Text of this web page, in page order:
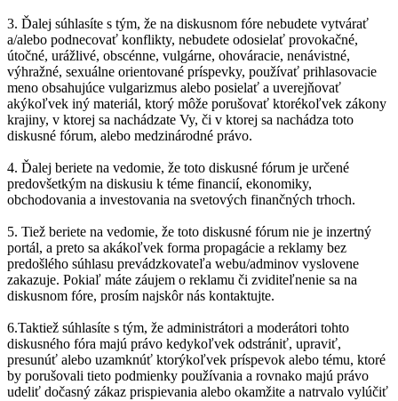
3. Ďalej súhlasíte s tým, že na diskusnom fóre nebudete vytvárať
a/alebo podnecovať konflikty, nebudete odosielať provokačné,
útočné, urážlivé, obscénne, vulgárne, ohováracie, nenávistné,
výhražné, sexuálne orientované príspevky, používať prihlasovacie
meno obsahujúce vulgarizmus alebo posielať a uverejňovať
akýkoľvek iný materiál, ktorý môže porušovať ktorékoľvek zákony
krajiny, v ktorej sa nachádzate Vy, či v ktorej sa nachádza toto
diskusné fórum, alebo medzinárodné právo.
4. Ďalej beriete na vedomie, že toto diskusné fórum je určené
predovšetkým na diskusiu k téme financií, ekonomiky,
obchodovania a investovania na svetových finančných trhoch.
5. Tiež beriete na vedomie, že toto diskusné fórum nie je inzertný
portál, a preto sa akákoľvek forma propagácie a reklamy bez
predošlého súhlasu prevádzkovateľa webu/adminov vyslovene
zakazuje. Pokiaľ máte záujem o reklamu či zviditeľnenie sa na
diskusnom fóre, prosím najskôr nás kontaktujte.
6.Taktiež súhlasíte s tým, že administrátori a moderátori tohto
diskusného fóra majú právo kedykoľvek odstrániť, upraviť,
presunúť alebo uzamknúť ktorýkoľvek príspevok alebo tému, ktoré
by porušovali tieto podmienky používania a rovnako majú právo
udeliť dočasný zákaz prispievania alebo okamžite a natrvalo vylúčiť